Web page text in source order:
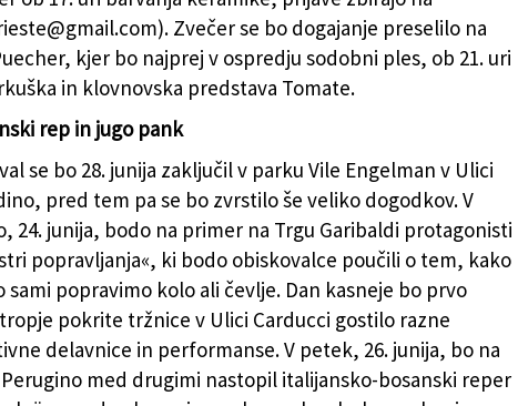
Zvečer se bo dogajanje preselilo na
kjer bo najprej v ospredju sodobni ples, ob 21. uri
in klovnovska predstava Tomate.
rep in jugo pank
se bo 28. junija zaključil v parku Vile Engelman v Ulici
pred tem pa se bo zvrstilo še veliko dogodkov. V
24. junija, bodo na primer na Trgu Garibaldi protagonisti
popravljanja«, ki bodo obiskovalce poučili o tem, kako
sami popravimo kolo ali čevlje. Dan kasneje bo prvo
pokrite tržnice v Ulici Carducci gostilo razne
delavnice in performanse. V petek, 26. junija, bo na
med drugimi nastopil italijansko-bosanski reper